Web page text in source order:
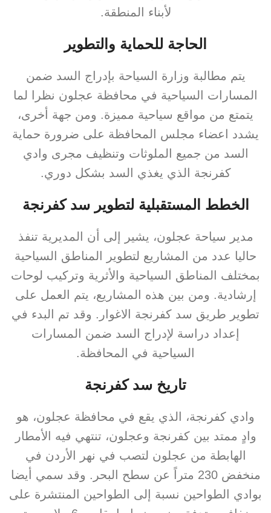
لأبناء المنطقة.
الحاجة للحماية والتطوير
يتم مطالبة وزارة السياحة بإدراج السد ضمن
المسارات السياحية في محافظة عجلون نظرا لما
يتمتع من مواقع سياحية مميزة. ومن جهة أخرى،
يشدد اعضاء مجلس المحافظة على ضرورة حماية
السد من جميع الملوثات وتنظيف مجرى وادي
كفرنجة الذي يغذي السد بشكل دوري.
الخطط المستقبلية لتطوير سد كفرنجة
مدير سياحة عجلون، يشير إلى أن المديرية تنفذ
حاليا عدد من المشاريع لتطوير المناطق السياحية
بمختلف المناطق السياحية والأثرية وتركيب لوحات
إرشادية. ومن بين هذه المشاريع، يتم العمل على
تطوير طريق سد كفرنجة الاغوار. وقد تم البدء في
إعداد دراسة لإدراج السد ضمن المسارات
السياحية في المحافظة.
تاريخ سد كفرنجة
وادي كفرنجة، الذي يقع في محافظة عجلون، هو
وادٍ ممتد بين كفرنجة وعجلون، تنتهي فيه الأمطار
الهابطة من عجلون لتصب في نهر الأردن في
منخفض 230 متراً عن سطح البحر. وقد سمي أيضا
بوادي الطواحين نسبة إلى الطواحين المنتشرة على